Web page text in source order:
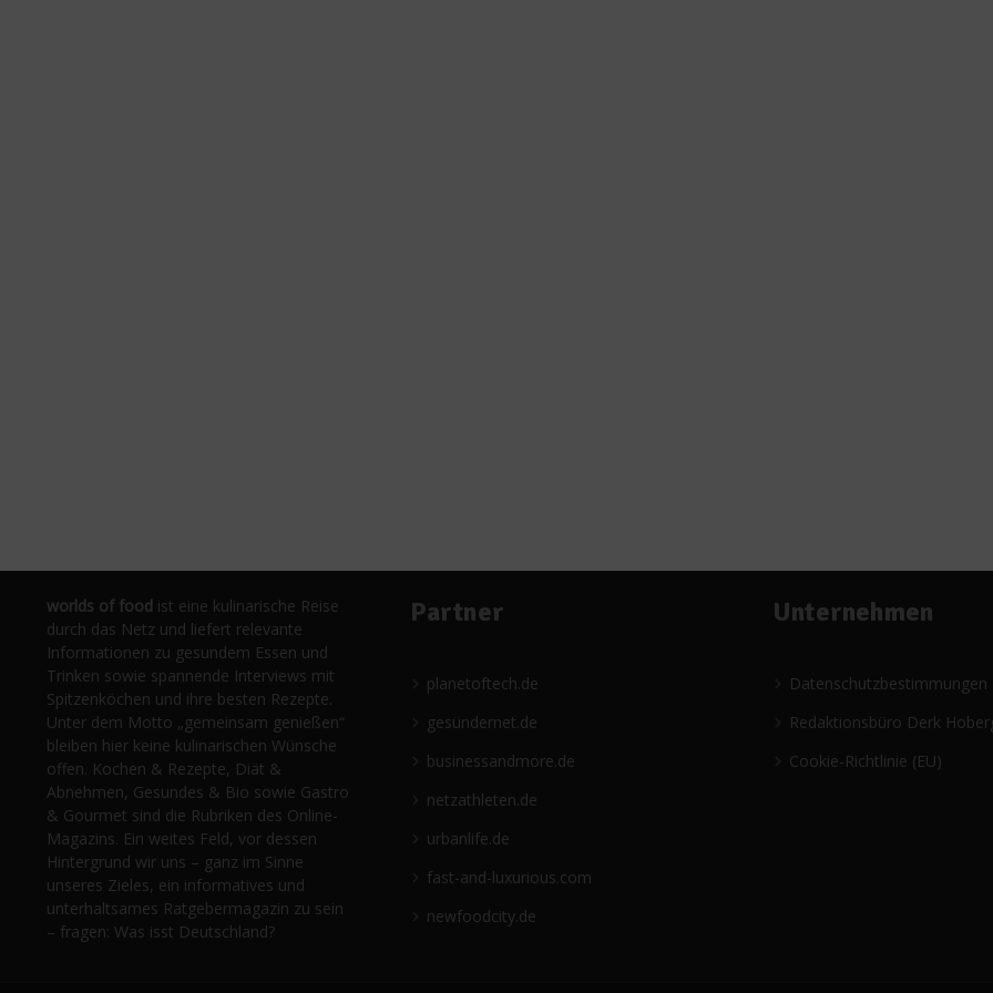
worlds of food ist eine kulinarische Reise
durch das Netz und liefert relevante
Informationen zu gesundem Essen und
Trinken sowie spannende Interviews mit
Spitzenköchen und ihre besten Rezepte.
Unter dem Motto „gemeinsam genießen“
bleiben hier keine kulinarischen Wünsche
offen. Kochen & Rezepte, Diät &
Abnehmen, Gesundes & Bio sowie Gastro
& Gourmet sind die Rubriken des Online-
Magazins. Ein weites Feld, vor dessen
Hintergrund wir uns – ganz im Sinne
unseres Zieles, ein informatives und
unterhaltsames Ratgebermagazin zu sein
– fragen: Was isst Deutschland?
Partner
planetoftech.de
gesündernet.de
businessandmore.de
netzathleten.de
urbanlife.de
fast-and-luxurious.com
newfoodcity.de
Unternehmen
Datenschutzbestimmungen
Redaktionsbüro Derk
Cookie-Richtlinie (EU)